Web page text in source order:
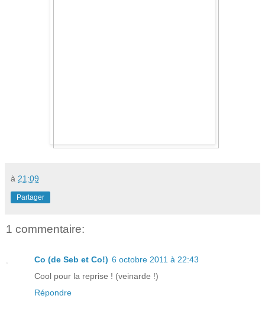
à 21:09
Partager
1 commentaire:
Co (de Seb et Co!) 6 octobre 2011 à 22:43
Cool pour la reprise ! (veinarde !)
Répondre